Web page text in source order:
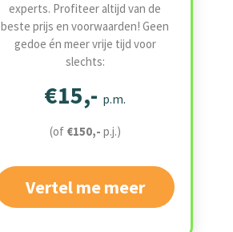
experts. Profiteer altijd van de
beste prijs en voorwaarden! Geen
gedoe én meer vrije tijd voor
slechts:
€15,- p.m.
(of €150,- p.j.)
Vertel me meer